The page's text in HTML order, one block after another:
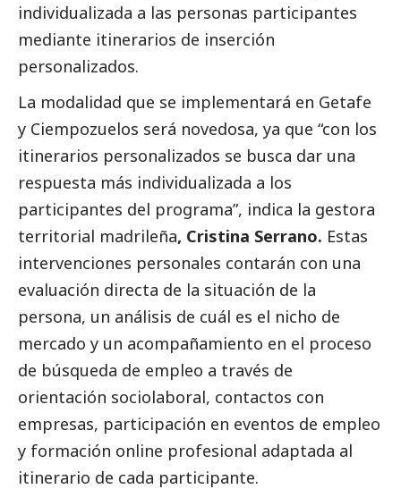
individualizada a las personas participantes
mediante itinerarios de inserción
personalizados.
La modalidad que se implementará en Getafe
y Ciempozuelos será novedosa, ya que “con los
itinerarios personalizados se busca dar una
respuesta más individualizada a los
participantes del programa”, indica la gestora
territorial madrileña, Cristina Serrano. Estas
intervenciones personales contarán con una
evaluación directa de la situación de la
persona, un análisis de cuál es el nicho de
mercado y un acompañamiento en el proceso
de búsqueda de empleo a través de
orientación sociolaboral, contactos con
empresas, participación en eventos de empleo
y formación online profesional adaptada al
itinerario de cada participante.